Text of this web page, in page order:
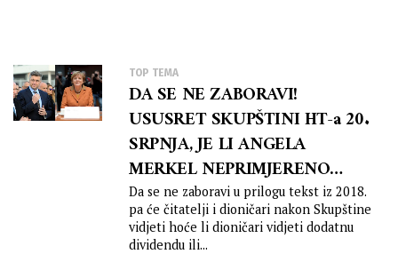
TOP TEMA
DA SE NE ZABORAVI!
USUSRET SKUPŠTINI HT-a 20.
SRPNJA, JE LI ANGELA
MERKEL NEPRIMJERENO
LOBIRALA ZA DT?!
Da se ne zaboravi u prilogu tekst iz 2018.
pa će čitatelji i dioničari nakon Skupštine
vidjeti hoće li dioničari vidjeti dodatnu
dividendu ili...